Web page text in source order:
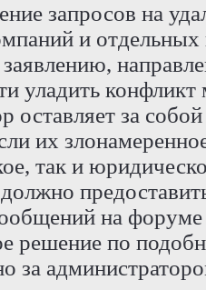
запросов на
и отдельных
уладить
оставляет за
их
так и
на форуме
решение по
за